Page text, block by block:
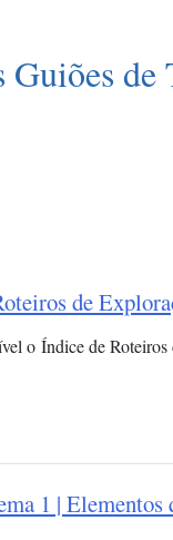
de
de
o Índice de
1 |